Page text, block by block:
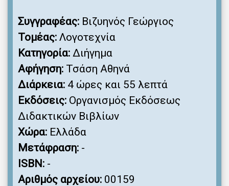
Συγγραφέας: Βιζυηνός Γεώργιος
Τομέας: Λογοτεχνία
Κατηγορία: Διήγημα
Αφήγηση: Τσάση Αθηνά
Διάρκεια: 4 ώρες και 55 λεπτά
Εκδόσεις: Οργανισμός Εκδόσεως
Διδακτικών Βιβλίων
Χώρα: Ελλάδα
Μετάφραση: -
ISBN: -
Αριθμός αρχείου: 00159